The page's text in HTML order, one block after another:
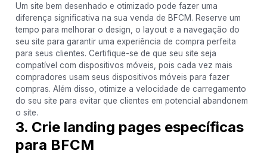
Um site bem desenhado e otimizado pode fazer uma
diferença significativa na sua venda de BFCM. Reserve um
tempo para melhorar o design, o layout e a navegação do
seu site para garantir uma experiência de compra perfeita
para seus clientes. Certifique-se de que seu site seja
compatível com dispositivos móveis, pois cada vez mais
compradores usam seus dispositivos móveis para fazer
compras. Além disso, otimize a velocidade de carregamento
do seu site para evitar que clientes em potencial abandonem
o site.
3. Crie landing pages específicas
para BFCM